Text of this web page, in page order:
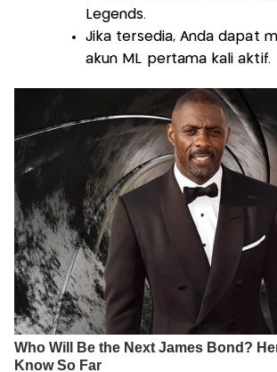
Legends.
Jika tersedia, Anda dapat
akun ML pertama kali aktif.